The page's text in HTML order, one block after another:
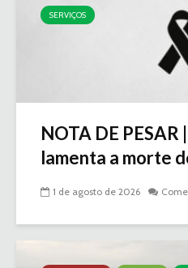
SERVIÇOS
NOTA DE PESAR
lamenta a morte
1 de agosto de 2026